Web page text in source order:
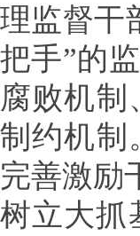
理监督干
把手”的
腐败机制
制约机制
完善激励
树立大抓